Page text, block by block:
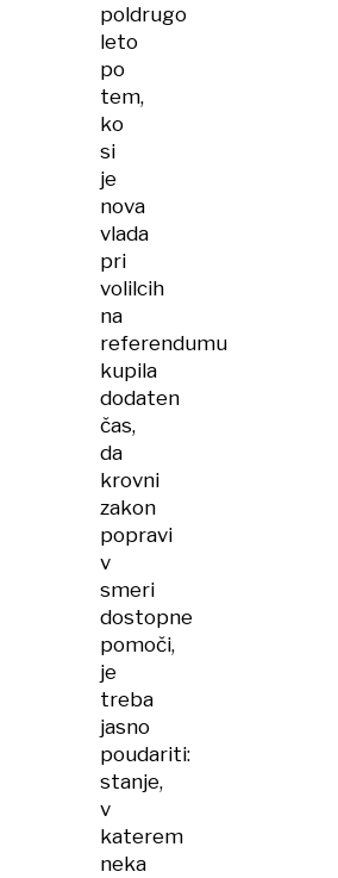
poldrugo
leto
po
tem,
ko
si
je
nova
vlada
pri
volilcih
na
referendumu
kupila
dodaten
čas,
da
krovni
zakon
popravi
v
smeri
dostopne
pomoči,
je
treba
jasno
poudariti:
stanje,
v
katerem
neka